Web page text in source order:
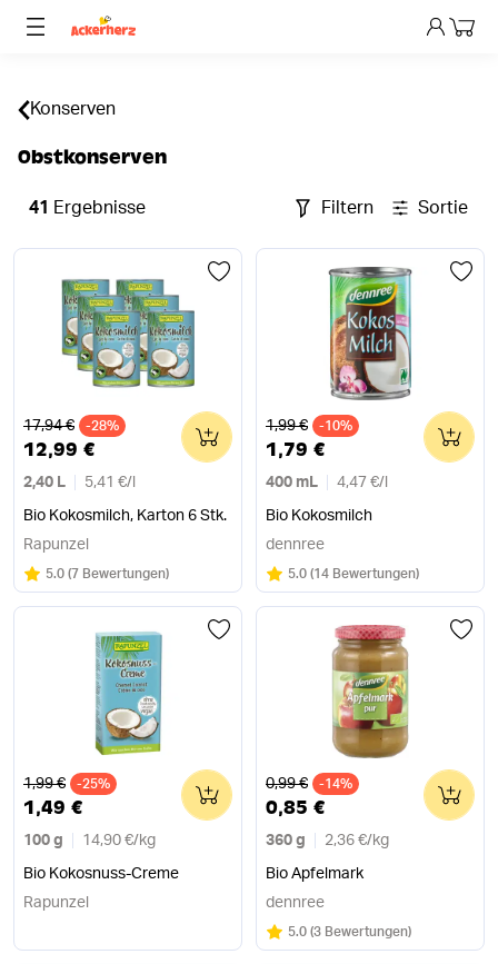
Dein
Konserven
Obstkonserven
41 Ergebnisse Filtern Sortieren
Alter Preis
17,94 € -28%
12,99 €
2,40 L 5,41 €/
Bio Kokosmilch, Karton 6 Stk.
0
Rapunzel
Bewertung:
5.0/5
(7 Bewertungen)
Alter Preis
1,99 € -10%
1,79 €
400 mL 4,47 €/
Bio Kokosmilch
0
dennree
Bewertung:
5.0/5
(14 Bewertungen)
Alter Preis
1,99 € -25%
1,49 €
100 g 14,90 €/ kg
Bio Kokosnuss-Creme
0
Rapunzel
Alter Preis
0,99 € -14%
0,85 €
360 g 2,36 €/ kg
Bio Apfelmark
0
dennree
Bewertung:
5.0/5
(3 Bewertungen)